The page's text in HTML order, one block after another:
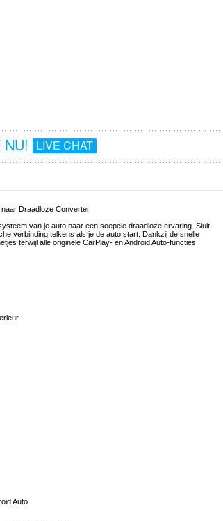
LIVE CHAT
naar Draadloze Converter
van je auto naar een soepele draadloze ervaring. Sluit
verbinding telkens als je de auto start. Dankzij de snelle
terwijl alle originele CarPlay- en Android Auto-functies
Auto